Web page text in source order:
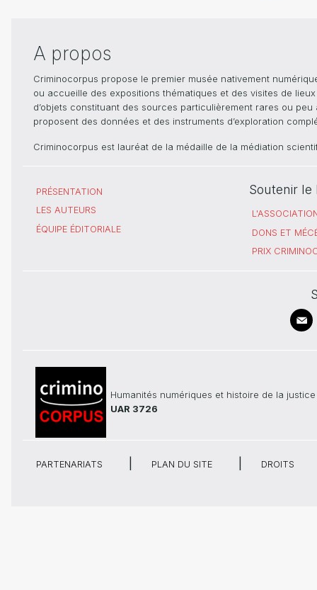
A propos
Criminocorpus propose le premier musée nativement
ou accueille des expositions thématiques et des visites de
d’objets constituant des sources particulièrement rares ou
proposent des données et des instruments d’exploration
Criminocorpus est lauréat de la médaille de la médiation
PRÉSENTATION
LES AUTEURS
ÉQUIPE ÉDITORIALE
Soutenir le
DONS ET
PRIX
Humanités numériques et histoire de la justice
UAR 3726
PARTENARIATS PLAN DU SITE DROITS